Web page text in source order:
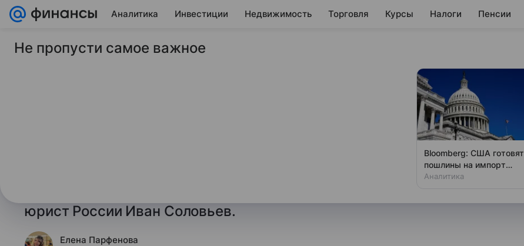
Аналитика Инвестиции Недвижимость Торговля Курсы Налоги Пенсии
6 ноября 2025 Финансы Mail
Юрист рассказал, является ли погода
уважительной причиной опоздания на
юрист России Иван Соловьев.
Елена Парфенова
Не пропусти самое важное
Bloomberg: США готовят
пошлины на импорт
поликремния
Аналитика